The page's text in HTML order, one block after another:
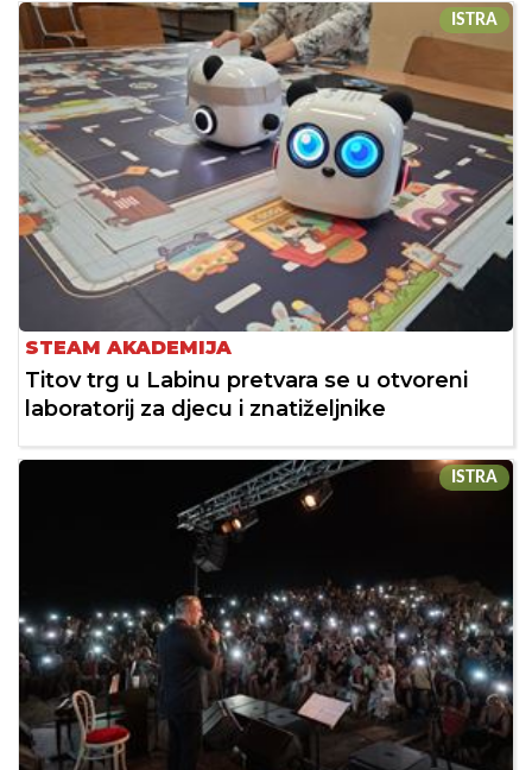
ISTRA
STEAM AKADEMIJA
Titov trg u Labinu pretvara se u otvoreni
laboratorij za djecu i znatiželjnike
ISTRA